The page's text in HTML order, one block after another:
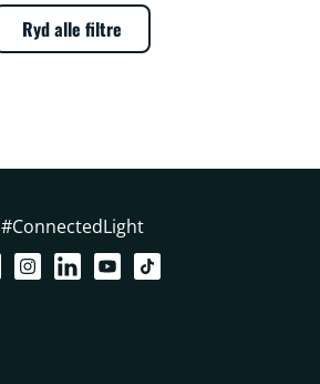
Ryd alle filtre
#ConnectedLight